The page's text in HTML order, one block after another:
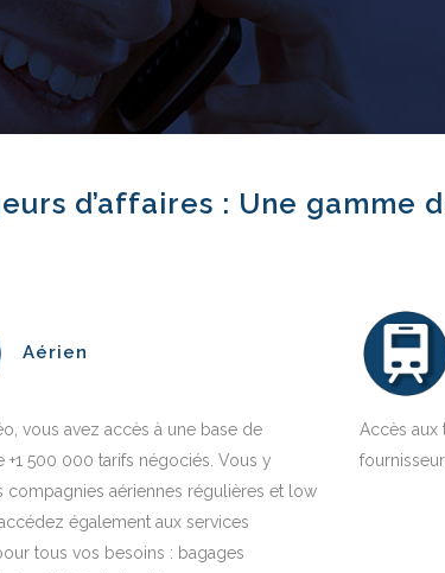
d’affaires : Une gamme
Aérien
vous avez accès à une base de
+1 500 000 tarifs négociés. Vous y
compagnies aériennes régulières et low
également aux services
tous vos besoins : bagages
Accès aux